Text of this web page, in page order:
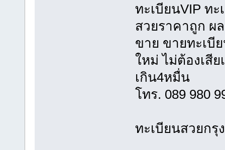
ทะเบียนVIP ท
สวยราคาถูก ผ
ขาย ขายทะเบี
ใหม่ ไม่ต้องเสีย
เกิน4หมื่น
โทร. 089 980
ทะเบียนสวยกรุ